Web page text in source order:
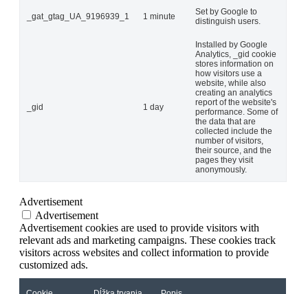
_gat_gtag_UA_9196939_1 1 minute
Set by Google to
distinguish users.
_gid 1 day
Installed by Google
Analytics, _gid cookie
stores information on
how visitors use a
website, while also
creating an analytics
report of the website's
performance. Some of
the data that are
collected include the
number of visitors,
their source, and the
pages they visit
anonymously.
Advertisement
Advertisement
Advertisement cookies are used to provide visitors with
relevant ads and marketing campaigns. These cookies track
visitors across websites and collect information to provide
customized ads.